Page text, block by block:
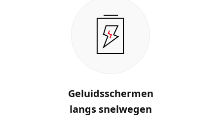
Geluidsschermen
langs snelwegen